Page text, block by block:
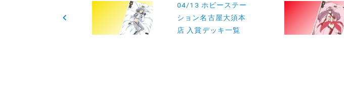
稿
04/13 ホビーステー
ション名古屋大須本
店 入賞デッキ一覧